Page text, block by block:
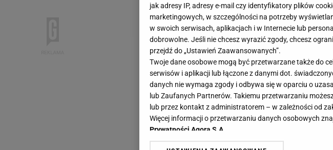
jak adresy IP, adresy e-mail czy identyfikatory plików
marketingowych, w szczególności na potrzeby
w swoich serwisach, aplikacjach i w Internecie lub
dobrowolne. Jeśli nie chcesz wyrazić zgody, chcesz
przejdź do „Ustawień Zaawansowanych”.
Twoje dane osobowe mogą być przetwarzane także do
serwisów i aplikacji lub łączone z danymi dot.
danych nie wymaga zgody i odbywa się w oparciu o
lub Zaufanych Partnerów. Takiemu przetwarzaniu
lub przez kontakt z administratorem – w zależności od
Więcej informacji o przetwarzaniu danych osobowych
Prywatności Agora S.A.